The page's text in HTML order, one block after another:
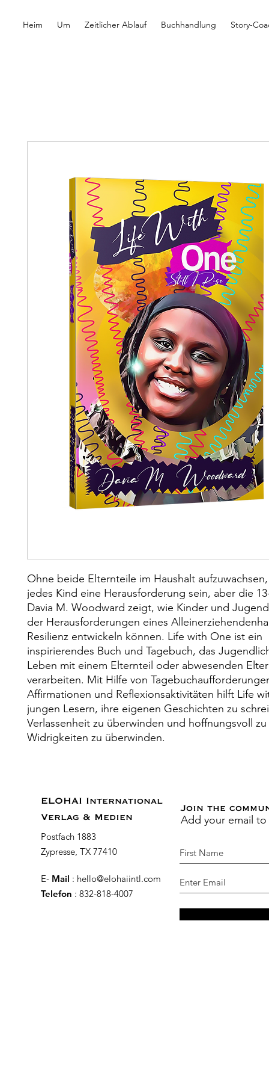
Heim Um Zeitlicher Ablauf Buchhandlung Story-
Ohne beide Elternteile im Haushalt
jedes Kind eine Herausforderung sein, aber die
Davia M. Woodward zeigt, wie Kinder und
der Herausforderungen eines
Resilienz entwickeln können. Life with One ist ein
inspirierendes Buch und Tagebuch, das
Leben mit einem Elternteil oder abwesenden
verarbeiten. Mit Hilfe von
Affirmationen und Reflexionsaktivitäten hilft Life
jungen Lesern, ihre eigenen Geschichten zu
Verlassenheit zu überwinden und hoffnungsvoll
Widrigkeiten zu überwinden.
ELOHAI International
Verlag & Medien
Postfach 1883
Zypresse, TX 77410
E- Mail : hello@elohaiintl.com
Telefon : 832-818-4007
Join the
Add your email